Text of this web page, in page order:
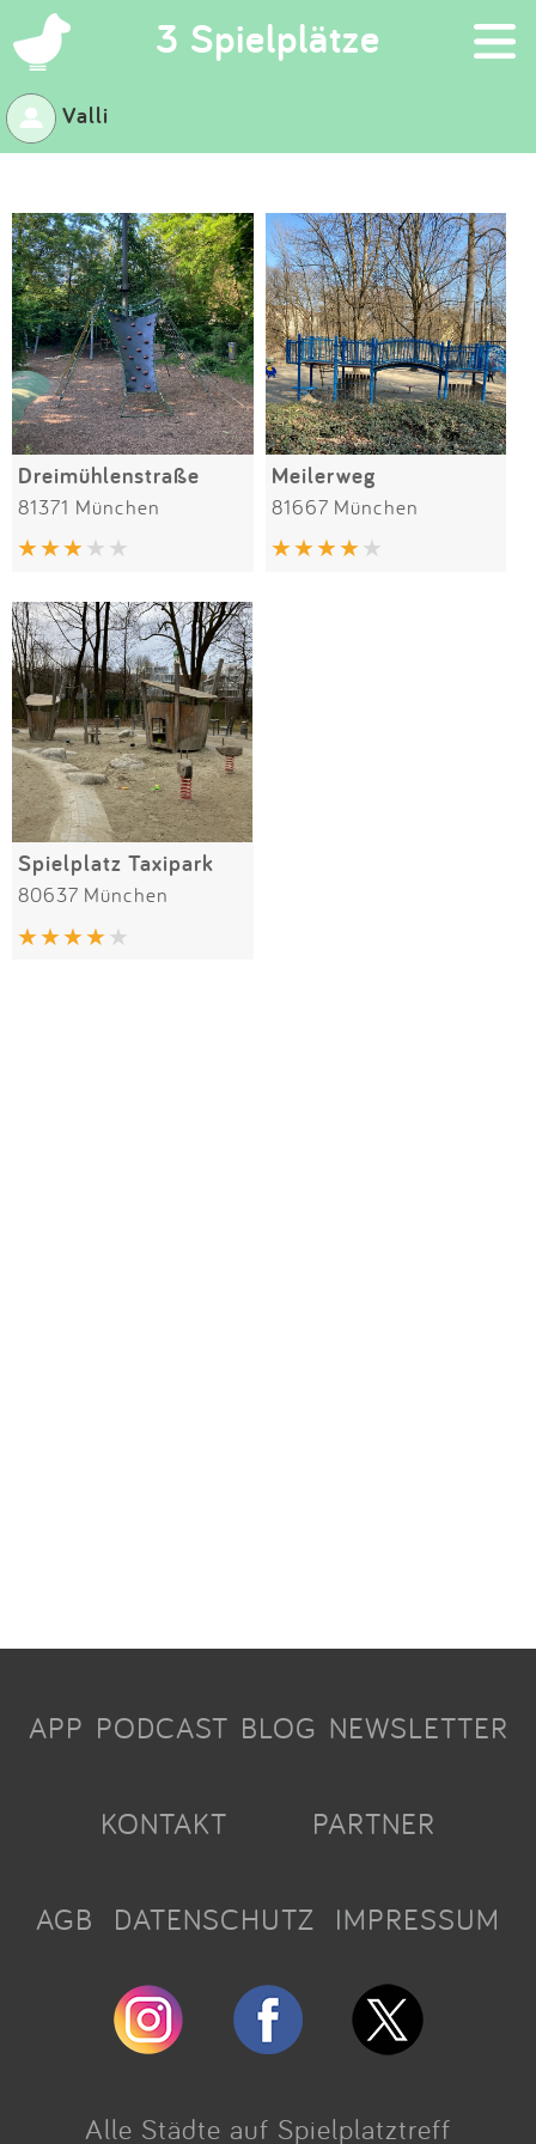
3 Spielplätze ×
Suchen
Eintragen
App
Blog
Partner
Kontakt
Impressum
Anmelden
Valli
Dreimühlenstraße
81371 München
Meilerweg
81667 München
Spielplatz Taxipark
80637 München
APP PODCAST BLOG NEWSLETTER
KONTAKT PARTNER
AGB DATENSCHUTZ IMPRESSUM
Alle Städte auf Spielplatztreff